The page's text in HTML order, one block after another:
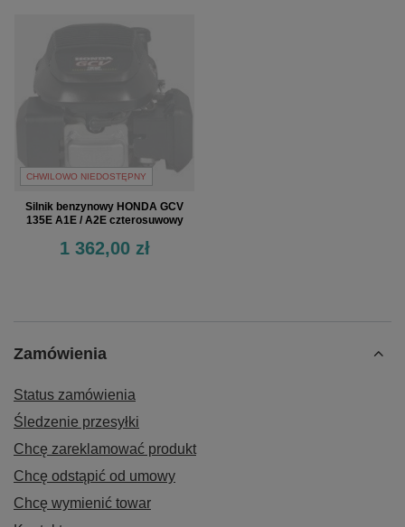
CHWILOWO NIEDOSTĘPNY
Silnik benzynowy HONDA GCV
135E A1E / A2E czterosuwowy
1 362,00 zł
Zamówienia
Status zamówienia
Śledzenie przesyłki
Chcę zareklamować produkt
Chcę odstąpić od umowy
Chcę wymienić towar